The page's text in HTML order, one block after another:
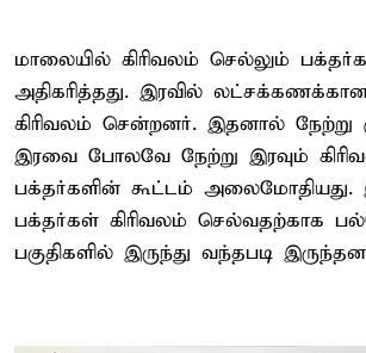
மாலையில் கிரிவலம் செல்லும்
அதிகரித்தது. இரவில்
கிரிவலம் சென்றனர். இதனால் நேற்று
இரவை போலவே நேற்று இரவும்
பக்தர்களின் கூட்டம் அலைமோதியது.
பக்தர்கள் கிரிவலம் செல்வதற்காக
பகுதிகளில் இருந்து வந்தபடி